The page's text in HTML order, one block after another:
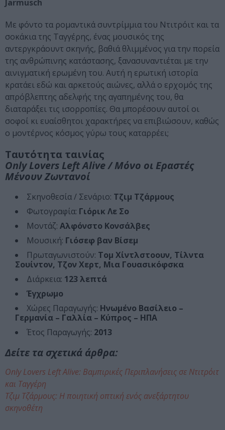
Jarmusch
Με φόντο τα ρομαντικά συντρίμμια του Ντιτρόιτ και τα
σοκάκια της Ταγγέρης, ένας μουσικός της
αντεργκράουντ σκηνής, βαθιά θλιμμένος για την πορεία
της ανθρώπινης κατάστασης, ξανασυναντιέται με την
αινιγματική ερωμένη του. Αυτή η ερωτική ιστορία
κρατάει εδώ και αρκετούς αιώνες, αλλά ο ερχομός της
απρόβλεπτης αδελφής της αγαπημένης του, θα
διαταράξει τις ισορροπίες. Θα μπορέσουν αυτοί οι
σοφοί κι ευαίσθητοι χαρακτήρες να επιβιώσουν, καθώς
ο μοντέρνος κόσμος γύρω τους καταρρέει;
Ταυτότητα ταινίας
Only Lovers Left Alive / Μόνο οι Εραστές
Μένουν Ζωντανοί
Σκηνοθεσία / Σενάριο: Τζιμ Τζάρμους
Φωτογραφία: Γιόρικ Λε Σο
Μοντάζ: Αλφόνστο Κονσάλβες
Μουσική: Γιόσεφ βαν Βίσεμ
Πρωταγωνιστούν: Τομ Χίντλστοουν, Τίλντα
Σουίντον, Τζον Χερτ, Μια Γουασικόφσκα
Διάρκεια: 123 λεπτά
Έγχρωμο
Χώρες Παραγωγής: Ηνωμένο Βασίλειο –
Γερμανία – Γαλλία – Κύπρος – ΗΠΑ
Έτος Παραγωγής: 2013
Δείτε τα σχετικά άρθρα:
Only Lovers Left Alive: Βαμπιρικές Περιπλανήσεις σε Ντιτρόιτ
και Ταγγέρη
Τζιμ Τζάρμους: Η ποιητική οπτική ενός ανεξάρτητου
σκηνοθέτη